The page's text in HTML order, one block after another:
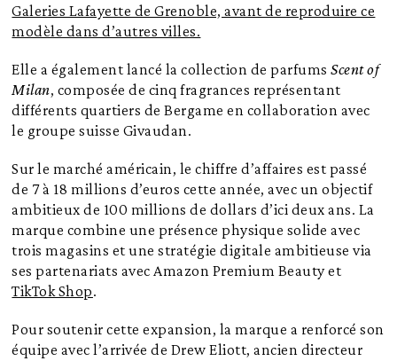
Galeries Lafayette de Grenoble, avant de reproduire ce
modèle dans d’autres villes.
Elle a également lancé la collection de parfumsScent of
Milan, composée de cinq fragrances représentant
différents quartiers de Bergame en collaboration avec
le groupe suisse Givaudan.
Sur le marché américain, le chiffre d’affaires est passé
de 7 à 18 millions d’euros cette année, avec un objectif
ambitieux de 100 millions de dollars d’ici deux ans. La
marque combine une présence physique solide avec
trois magasins et une stratégie digitale ambitieuse via
ses partenariats avec Amazon Premium Beauty et
TikTok Shop.
Pour soutenir cette expansion, la marque a renforcé son
équipe avec l’arrivée de Drew Eliott, ancien directeur